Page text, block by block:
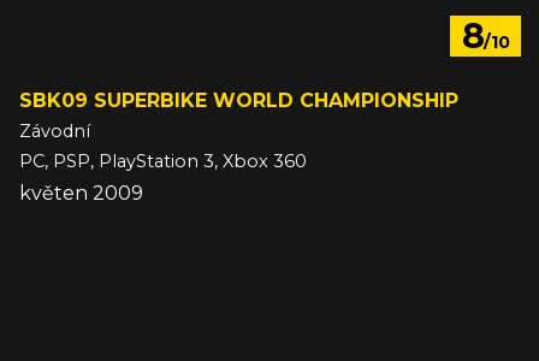
8/10
SBK09 SUPERBIKE WORLD CHAMPIONSHIP
Závodní
PC, PSP, PlayStation 3, Xbox 360
květen 2009